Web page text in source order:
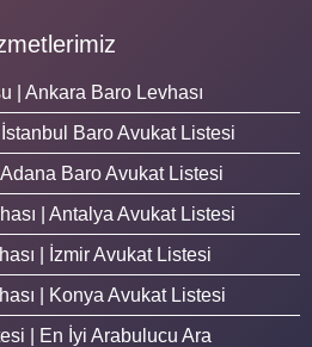
| Ankara Baro Levhası
Baro Avukat Listesi
Baro Avukat Listesi
| Antalya Avukat Listesi
| İzmir Avukat Listesi
| Konya Avukat Listesi
| En İyi Arabulucu Ara